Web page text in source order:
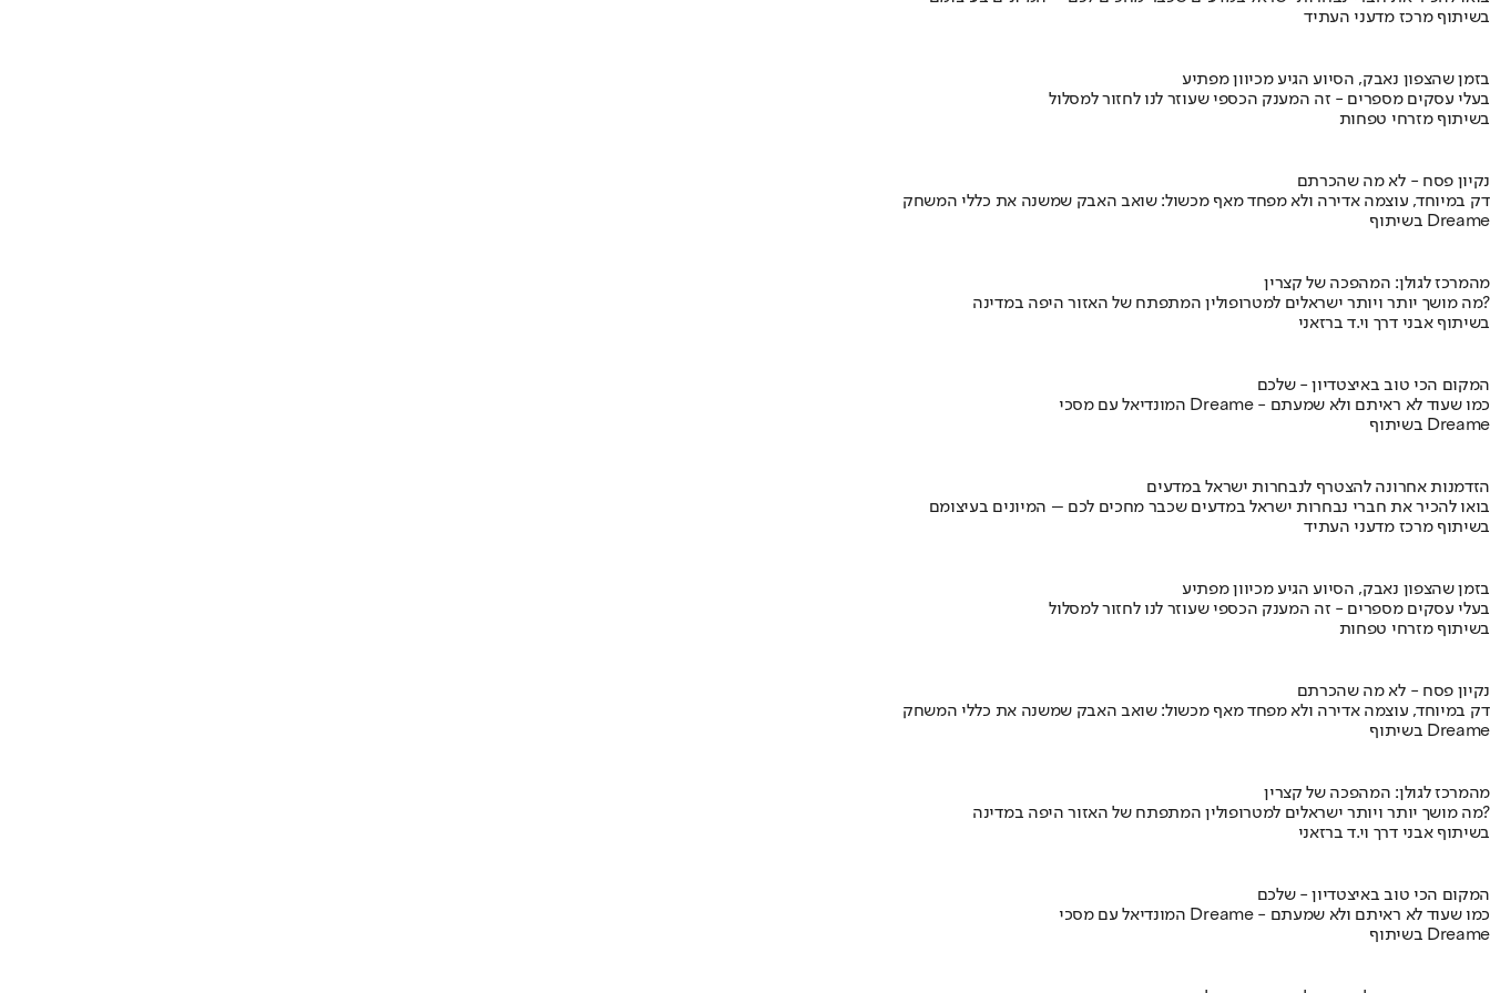
בשיתוף מרכז מדעני העתיד
בזמן שהצפון נאבק, הסיוע הגיע מכיוון מפתיע
בעלי עסקים מספרים - זה המענק הכספי שעוזר לנו לחזור למסלול
בשיתוף מזרחי טפחות
נקיון פסח - לא מה שהכרתם
דק במיוחד, עוצמה אדירה ולא מפחד מאף מכשול: שואב האבק שמשנה את כללי המשחק
בשיתוף Dreame
מהמרכז לגולן: המהפכה של קצרין
מה מושך יותר ויותר ישראלים למטרופולין המתפתח של האזור היפה במדינה?
בשיתוף אבני דרך וי.ד ברזאני
המקום הכי טוב באיצטדיון - שלכם
המונדיאל עם מסכי Dreame - כמו שעוד לא ראיתם ולא שמעתם
בשיתוף Dreame
הזדמנות אחרונה להצטרף לנבחרות ישראל במדעים
בואו להכיר את חברי נבחרות ישראל במדעים שכבר מחכים לכם – המיונים בעיצומם
בשיתוף מרכז מדעני העתיד
בזמן שהצפון נאבק, הסיוע הגיע מכיוון מפתיע
בעלי עסקים מספרים - זה המענק הכספי שעוזר לנו לחזור למסלול
בשיתוף מזרחי טפחות
נקיון פסח - לא מה שהכרתם
דק במיוחד, עוצמה אדירה ולא מפחד מאף מכשול: שואב האבק שמשנה את כללי המשחק
בשיתוף Dreame
מהמרכז לגולן: המהפכה של קצרין
מה מושך יותר ויותר ישראלים למטרופולין המתפתח של האזור היפה במדינה?
בשיתוף אבני דרך וי.ד ברזאני
המקום הכי טוב באיצטדיון - שלכם
המונדיאל עם מסכי Dreame - כמו שעוד לא ראיתם ולא שמעתם
בשיתוף Dreame